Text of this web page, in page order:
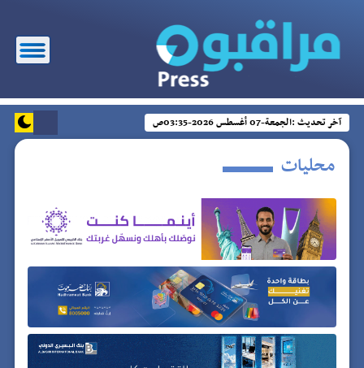
آخر تحديث :الجمعة-07 أغسطس 2026-03:35ص
محليات